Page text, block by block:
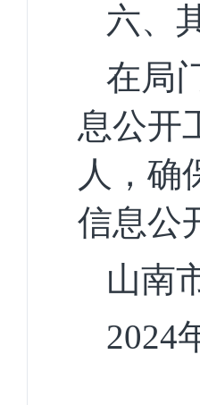
六、
在局
息公开
人，确
信息公
山南
2024